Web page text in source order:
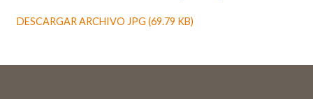
DESCARGAR ARCHIVO JPG (69.79 KB)